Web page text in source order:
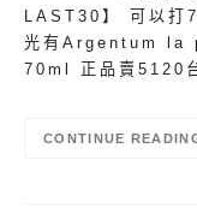
LAST30】 可以打
光有Argentum
70ml 正品賣5120
CONTINUE